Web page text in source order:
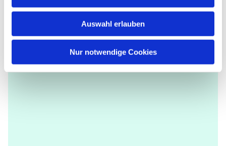
Auswahl erlauben
Nur notwendige Cookies